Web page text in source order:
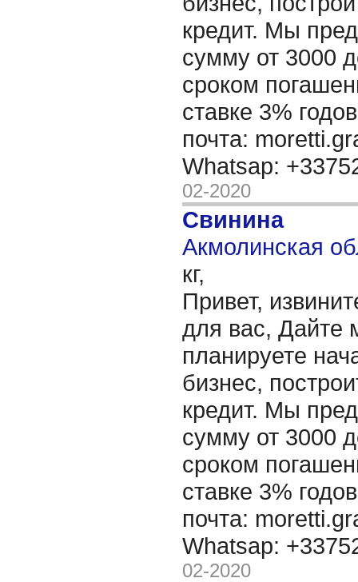
кредит. Мы
сумму от 3000
сроком
ставке 3%
почта:
Whatsap:
02-2020
Свинина
Акмолинская
кг,
Привет,
для вас, Дайте
планируете
бизнес,
кредит. Мы
сумму от 3000
сроком
ставке 3%
почта:
Whatsap:
02-2020